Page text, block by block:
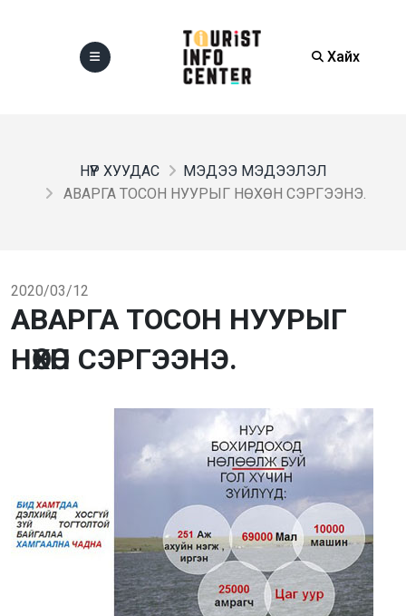
Хайх
НҮҮР ХУУДАС
МЭДЭЭ МЭДЭЭЛЭЛ
АВАРГА ТОСОН НУУРЫГ НӨХӨН СЭРГЭЭНЭ.
2020/03/12
АВАРГА ТОСОН НУУРЫГ
НӨХӨН СЭРГЭЭНЭ.